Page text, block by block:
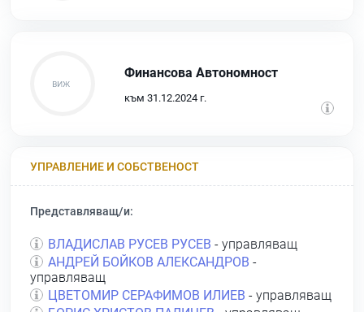
Финансова Автономност
към 31.12.2024 г.
УПРАВЛЕНИЕ И СОБСТВЕНОСТ
Представляващ/и:
ВЛАДИСЛАВ РУСЕВ РУСЕВ - управляващ
АНДРЕЙ БОЙКОВ АЛЕКСАНДРОВ -
управляващ
ЦВЕТОМИР СЕРАФИМОВ ИЛИЕВ - управляващ